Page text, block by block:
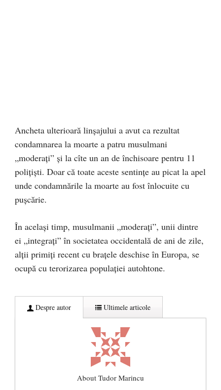
Ancheta ulterioară linșajului a avut ca rezultat
condamnarea la moarte a patru musulmani
„moderați” și la cîte un an de închisoare pentru 11
polițiști. Doar că toate aceste sentințe au picat la apel
unde condamnările la moarte au fost înlocuite cu
pușcărie.
În același timp, musulmanii „moderați”, unii dintre
ei „integrați” în societatea occidentală de ani de zile,
alții primiți recent cu brațele deschise în Europa, se
ocupă cu terorizarea populației autohtone.
Despre autor Ultimele articole
About Tudor Marincu